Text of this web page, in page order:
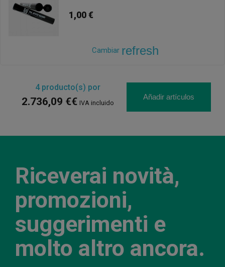
1,00 €
Cambiar refresh
4producto(s) por
2.736,09 €€ IVA incluido
Añadir artículos
Riceverai novità,
promozioni,
suggerimenti e
molto altro ancora.